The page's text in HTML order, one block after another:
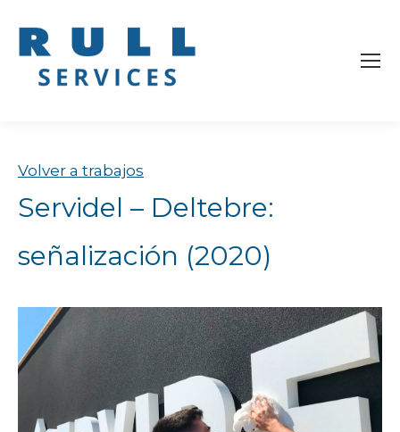
Volver a trabajos
Servidel – Deltebre:
señalización (2020)